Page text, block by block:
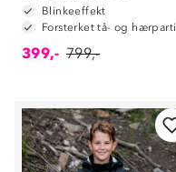
Blinkeeffekt
Forsterket tå- og hærparti
399,- 799,-